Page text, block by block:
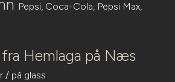
Pepsi, Coca-Cola, Pepsi Max,
Hemlaga på Næs
/ på glass